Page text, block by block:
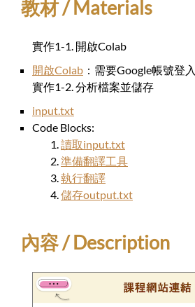
教材 / Materials
實作1-1. 開啟Colab
開啟Colab ：需要Google帳號登入
實作1-2. 分析檔案並儲存
input.txt
Code Blocks:
讀取input.txt
準備翻譯工具
執行翻譯
儲存output.txt
內容 / Description